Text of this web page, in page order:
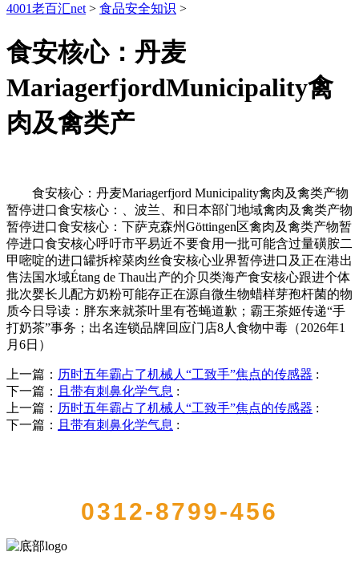
4001老百汇net > 食品安全知识 >
食安核心：丹麦
MariagerfjordMunicipality禽
肉及禽类产
食安核心：丹麦Mariagerfjord Municipality禽肉及禽类产物
暂停进口食安核心：、波兰、和日本部门地域禽肉及禽类产物
暂停进口食安核心：下萨克森州Göttingen区禽肉及禽类产物暂
停进口食安核心呼吁市平易近不要食用一批可能含过量磺胺二
甲嘧啶的进口罐拆榨菜肉丝食安核心业界暂停进口及正在港出
售法国水域Étang de Thau出产的介贝类海产食安核心跟进个体
批次婴长儿配方奶粉可能存正在源自微生物蜡样芽孢杆菌的物
质今日导读：胖东来就茶叶里有苍蝇道歉；霸王茶姬传递“手
打奶茶”事务；出名连锁品牌回应门店8人食物中毒（2026年1
月6日）
上一篇： 历时五年霸占了机械人“工致手”焦点的传感器 :
下一篇：
且带有刺鼻化学气息 :
上一篇： 历时五年霸占了机械人“工致手”焦点的传感器 :
下一篇：
且带有刺鼻化学气息 :
0312-8799-456